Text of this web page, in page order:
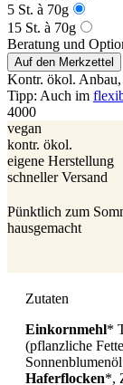
5 St. à 70g
15 St. à 70g
Beratung und
Auf den Merkzettel
Kontr. ökol. Anbau,
Tipp: Auch im
4000
vegan
kontr. ökol.
eigene Herstellung
schneller Versand
Pünktlich zum
hausgemacht
Zutaten
Einkornmehl*
(pflanzliche
Haferflocken*,